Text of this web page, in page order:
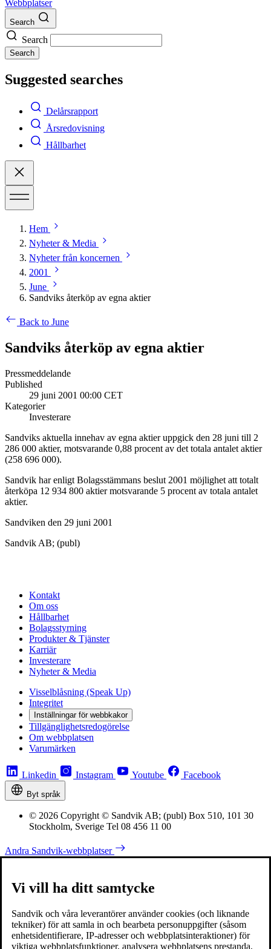
Webbplatser
Search
Search
Search
Suggested searches
Delårsrapport
Årsredovisning
Hållbarhet
Hem
Nyheter & Media
Nyheter från koncernen
2001
June
Sandviks återköp av egna aktier
Back to June
Sandviks återköp av egna aktier
Pressmeddelande
Published
29 juni 2001 00:00 CET
Kategorier
Investerare
Sandviks aktuella innehav av egna aktier uppgick den 28 juni till 2
286 000 aktier, motsvarande 0,88 procent av det totala antalet aktier
(258 696 000).
Sandvik har enligt Bolagsstämmans beslut 2001 möjlighet att totalt
återköpa 12 934 800 aktier motsvarande 5 procent av totala antalet
aktier.
Sandviken den 29 juni 2001
Sandvik AB; (publ)
Kontakt
Om oss
Hållbarhet
Bolagsstyrning
Produkter & Tjänster
Karriär
Investerare
Nyheter & Media
Visselblåsning (Speak Up)
Integritet
Inställningar för webbkakor
Tillgänglighetsredogörelse
Om webbplatsen
Varumärken
Linkedin Instagram Youtube Facebook
Byt språk
© 2026 Copyright © Sandvik AB; (publ) Box 510, 101 30
Stockholm, Sverige Tel 08 456 11 00
Andra Sandvik-webbplatser
Vi vill ha ditt samtycke
Sandvik och våra leverantörer använder cookies (och liknande
tekniker) för att samla in och bearbeta personuppgifter (såsom
enhetsidentifierare, IP-adresser och webbplatsinteraktioner) för
viktiga webbplatsfunktioner, analysera webbplatsens prestanda,